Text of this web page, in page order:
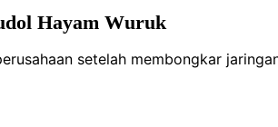
Hayam Wuruk
setelah membongkar